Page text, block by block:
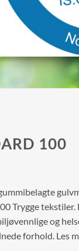
100
Trygge
og
forhold. Les